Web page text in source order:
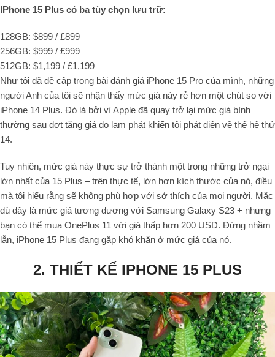
IPhone 15 Plus có ba tùy chọn lưu trữ:
128GB: $899 / £899
256GB: $999 / £999
512GB: $1,199 / £1,199
Như tôi đã đề cập trong bài đánh giá iPhone 15 Pro của mình, những
người Anh của tôi sẽ nhận thấy mức giá này rẻ hơn một chút so với
iPhone 14 Plus. Đó là bởi vì Apple đã quay trở lại mức giá bình
thường sau đợt tăng giá do lạm phát khiến tôi phát điên về thế hệ thứ
14.
Tuy nhiên, mức giá này thực sự trở thành một trong những trở ngại
lớn nhất của 15 Plus – trên thực tế, lớn hơn kích thước của nó, điều
mà tôi hiểu rằng sẽ không phù hợp với sở thích của mọi người. Mặc
dù đây là mức giá tương đương với Samsung Galaxy S23 + nhưng
bạn có thể mua OnePlus 11 với giá thấp hơn 200 USD. Đừng nhầm
lẫn, iPhone 15 Plus đang gặp khó khăn ở mức giá của nó.
2. THIẾT KẾ IPHONE 15 PLUS